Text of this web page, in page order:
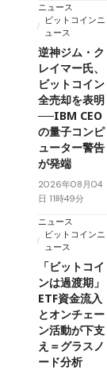
ニュース
ビットコインニ
ュース
逆神ジム・ク
レイマー氏、
ビットコイン
全売却を表明
──IBM CEO
の量子コンピ
ューター警告
が発端
2026年08月04
日 11時49分
ニュース
ビットコインニ
ュース
「ビットコイ
ンは過渡期」
ETF資金流入
とオンチェー
ン活動が下支
え＝グラスノ
ード分析